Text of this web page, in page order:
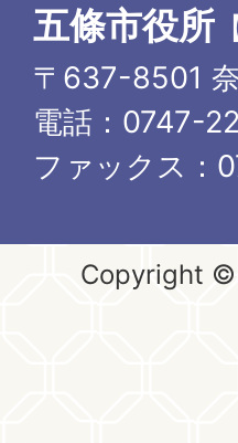
五條市役所
〒637-8501
電話：0747-
ファックス：
Copyright ©